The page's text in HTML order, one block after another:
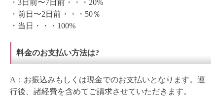
・3日前〜7日前・・・20%
・前日〜2日前・・・50％
・当日・・・100%
料金のお支払い方法は?
A：お振込みもしくは現金でのお支払いとなります。運
行後、諸経費を含めてご請求させていただきます。